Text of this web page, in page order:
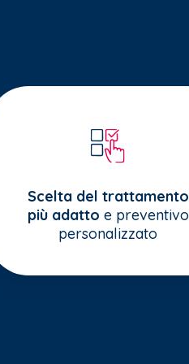
Scelta del trattamento
più adatto e preventivo
personalizzato